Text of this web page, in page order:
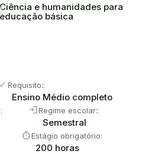
Ciência e humanidades para
educação básica
check Requisito::
Ensino Médio completo
loginRegime escolar::
Semestral
timerEstágio obrigatório:
200 horas